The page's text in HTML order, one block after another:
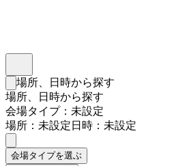
検索フォームを閉じる
場所、日時から探す
場所、日時から探す
会場タイプ：未設定
場所：未設定日時：未設定
会場タイプを選ぶ